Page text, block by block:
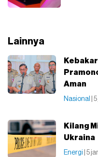
Lainnya
Aman
Nasional |
Kilang
Ukraina
Energi | 5